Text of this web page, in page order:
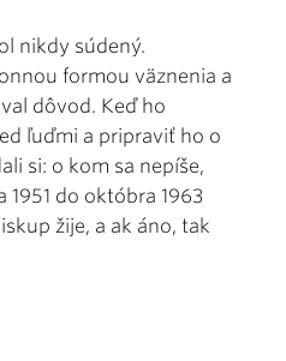
nikdy súdený.
formou väznenia a
dôvod. Keď ho
ľuďmi a pripraviť ho o
si: o kom sa nepíše,
do októbra 1963
žije, a ak áno, tak